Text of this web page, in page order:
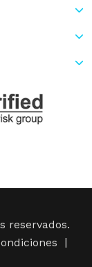
reservados.